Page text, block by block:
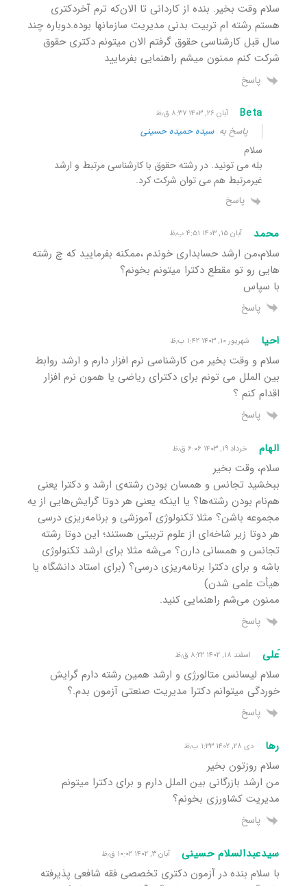
سلام وقت بخیر. بنده از کاردانی تا الان‌که ترم آخردکتری
هستم رشته ام تربیت بدنی مدیریت سازمانها بوده.دوباره چند
سال قبل کارشناسی حقوق گرفتم الان میتونم دکتری حقوق
شرکت کنم ممنون میشم راهنمایی بفرمایید
پاسخ
Beta آبان ۲۶, ۱۴۰۳ ۸:۳۷ ق٫ظ
پاسخ بهسیده حمیده حسینی
سلام
بله می تونید. در رشته حقوق با کارشناسی مرتبط و ارشد
غیرمرتبط هم می توان شرکت کرد.
پاسخ
محمد آبان ۱۵, ۱۴۰۳ ۴:۵۱ ب٫ظ
سلام،من ارشد حسابداری خوندم ،ممکنه بفرمایید که چ رشته
هایی رو تو مقطع دکترا میتونم بخونم؟
با سپاس
پاسخ
احیا شهریور ۱۰, ۱۴۰۳ ۱:۴۲ ب٫ظ
سلام و وقت بخیر من کارشناسی نرم افزار دارم و ارشد روابط
بین الملل می تونم برای دکترای ریاضی یا همون نرم افزار
اقدام کنم ؟
پاسخ
الهام خرداد ۱۹, ۱۴۰۳ ۶:۰۶ ق٫ظ
سلام، وقت بخیر
ببخشید تجانس و همسان بودن رشته‌ی ارشد و دکترا یعنی
هم‌نام بودن رشته‌ها؟ یا اینکه یعنی هر دوتا گرایش‌هایی از یه
مجموعه باشن؟ مثلا تکنولوژی آموزشی و برنامه‌ریزی درسی
هر دوتا زیر شاخه‌ای از علوم تربیتی هستند؛ این دوتا رشته
تجانس و همسانی دارن؟ می‌شه مثلا برای ارشد تکنولوژی
باشه و برای دکترا برنامه‌ریزی درسی؟ (برای استاد دانشگاه یا
هیأت علمی شدن)
ممنون می‌شم راهنمایی کنید.
پاسخ
َعلی اسفند ۱۸, ۱۴۰۲ ۸:۲۲ ق٫ظ
سلام لیسانس متالورژی و ارشد همین رشته دارم گرایش
خوردگی میتوانم دکترا مدیریت صنعتی آزمون بدم.؟
پاسخ
رها دی ۲۸, ۱۴۰۲ ۱:۳۳ ب٫ظ
سلام روزتون بخیر
من ارشد بازرگانی بین الملل دارم و برای دکترا میتونم
مدیریت کشاورزی بخونم؟
پاسخ
سیدعبدالسلام حسینی آبان ۳, ۱۴۰۲ ۱۰:۰۲ ق٫ظ
با سلام بنده در آزمون دکتری تخصصی فقه شافعی پذیرفته